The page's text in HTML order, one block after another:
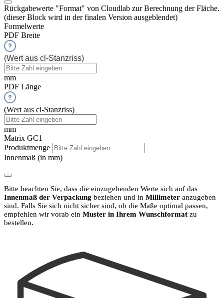
Rückgabewerte "Format" von Cloudlab zur Berechnung der Fläche.
(dieser Block wird in der finalen Version ausgeblendet)
Formelwerte
PDF Breite
(Wert aus cl-Stanzriss)
mm
PDF Länge
(Wert aus cl-Stanzriss)
mm
Matrix GC1
Produktmenge
Innenmaß (in mm)
Bitte beachten Sie, dass die einzugebenden Werte sich auf das
Innenmaß der Verpackung beziehen und in Millimeter anzugeben
sind. Falls Sie sich nicht sicher sind, ob die Maße optimal passen,
empfehlen wir vorab ein Muster in Ihrem Wunschformat zu
bestellen.